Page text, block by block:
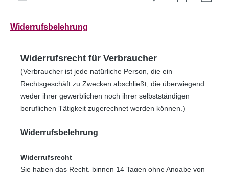
Widerrufsbelehrung
Widerrufsrecht für Verbraucher
(Verbraucher ist jede natürliche Person, die ein
Rechtsgeschäft zu Zwecken abschließt, die überwiegend
weder ihrer gewerblichen noch ihrer selbstständigen
beruflichen Tätigkeit zugerechnet werden können.)
Widerrufsbelehrung
Widerrufsrecht
Sie haben das Recht, binnen 14 Tagen ohne Angabe von